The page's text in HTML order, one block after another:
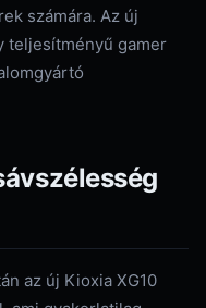
számára. Az új
teljesítményű gamer
az új Kioxia XG10